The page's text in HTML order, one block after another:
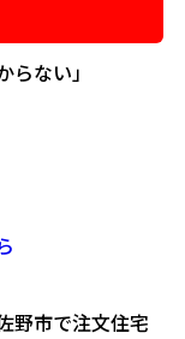
らない」
野市で注文住宅